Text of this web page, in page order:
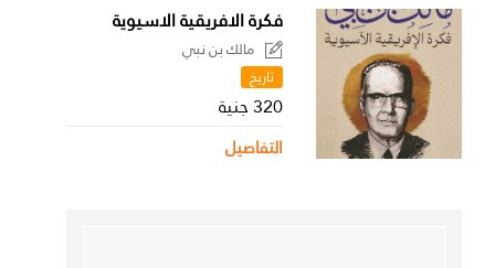
فكرة الافريقية الاسيوية
مالك بن نبي
تاريخ
320 جنية
التفاصيل